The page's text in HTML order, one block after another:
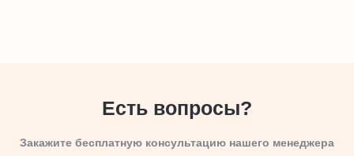
Есть вопросы?
Закажите бесплатную консультацию нашего менеджера